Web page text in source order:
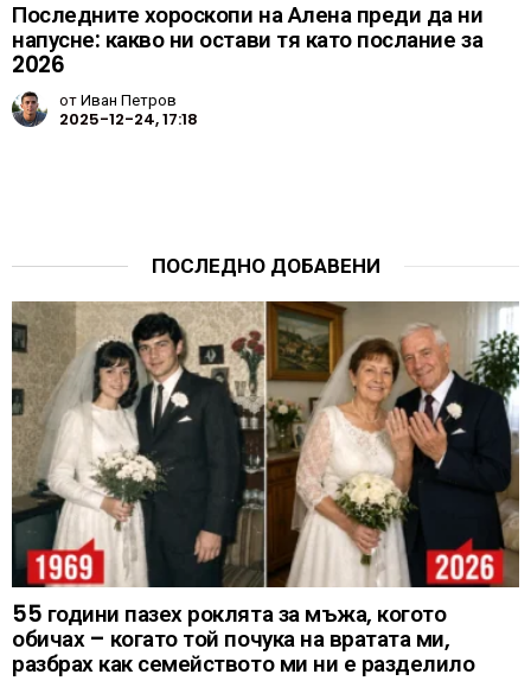
Последните хороскопи на Алена преди да ни
напусне: какво ни остави тя като послание за
2026
отИван Петров
2025-12-24, 17:18
ПОСЛЕДНО ДОБАВЕНИ
55 години пазех роклята за мъжа, когото
обичах – когато той почука на вратата ми,
разбрах как семейството ми ни е разделило